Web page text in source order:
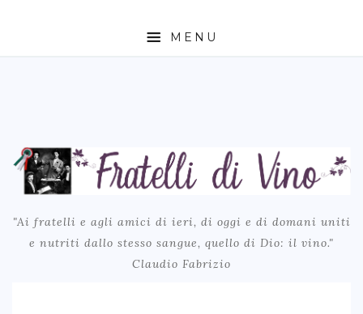
MENU
LINKS
"Ai fratelli e agli amici di ieri, di oggi e di domani uniti
e nutriti dallo stesso sangue, quello di Dio: il vino."
Claudio Fabrizio